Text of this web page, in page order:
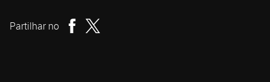
Partilhar no